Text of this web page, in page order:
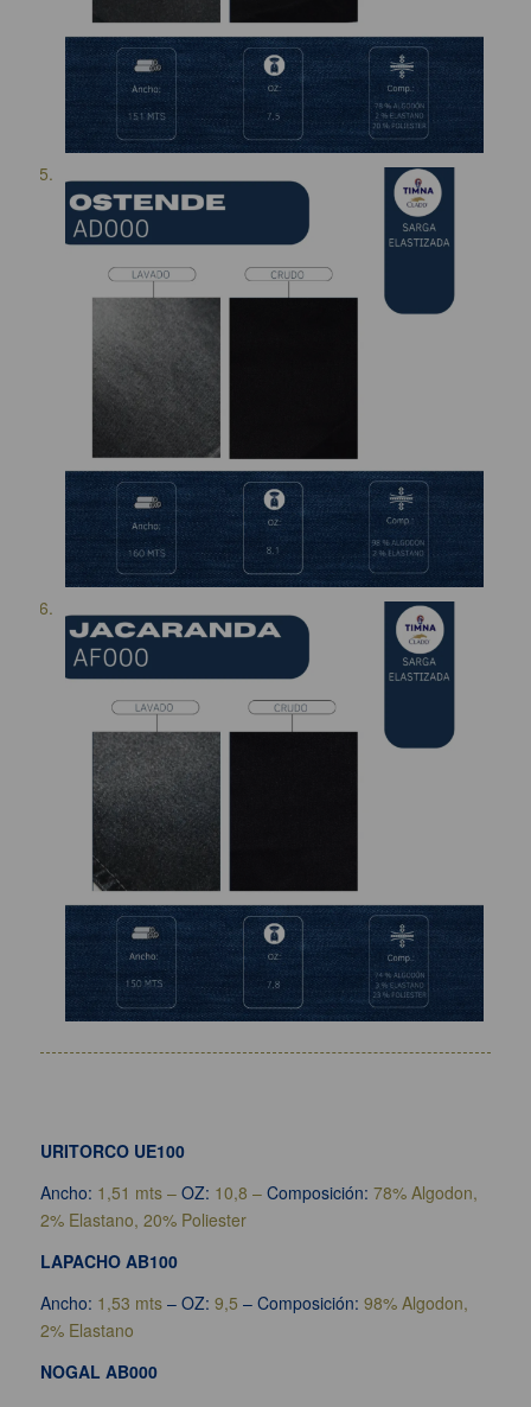
URITORCO UE100
Ancho: 1,51 mts – OZ: 10,8 – Composición: 78% Algodon,
2% Elastano, 20% Poliester
LAPACHO AB100
Ancho: 1,53 mts– OZ: 9,5 – Composición: 98% Algodon,
2% Elastano
NOGAL AB000